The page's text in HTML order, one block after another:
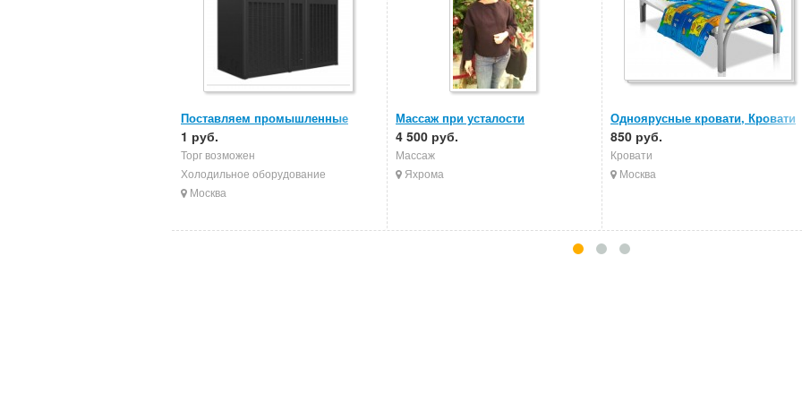
Поставляем промышленные
кондиционеры
1 руб.
Торг возможен
Холодильное оборудование
Москва
Массаж при усталости
4 500 руб.
Массаж
Яхрома
Одноярусные кровати, Кровати
металлические, Кровати в
больницы
850 руб.
Кровати
Москва